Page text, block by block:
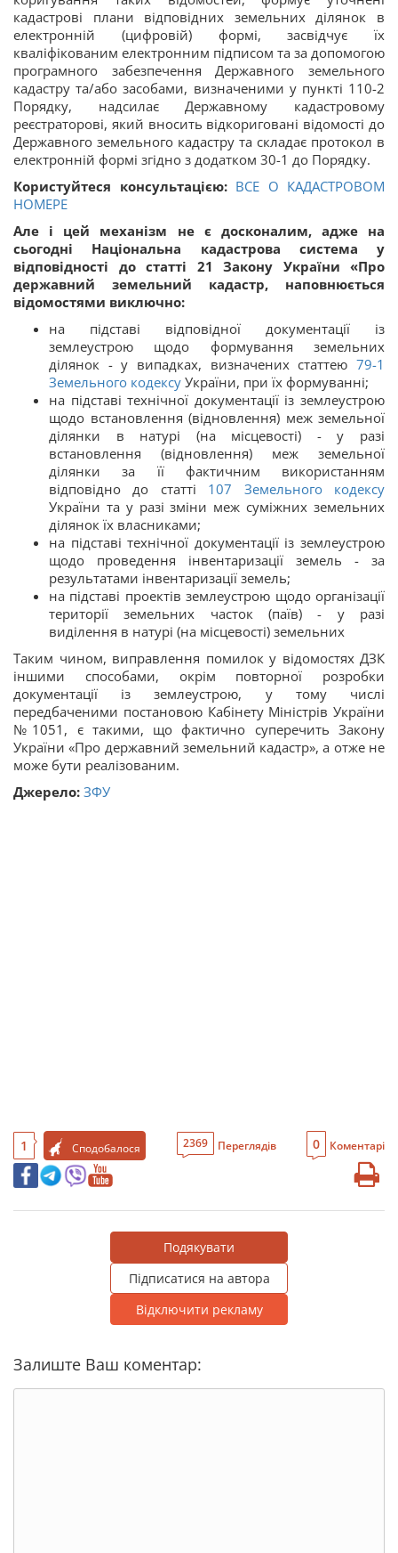
кадастрові плани відповідних земельних ділянок в
електронній (цифровій) формі, засвідчує їх
кваліфікованим електронним підписом та за допомогою
програмного забезпечення Державного земельного
кадастру та/або засобами, визначеними у пункті 110-2
Порядку, надсилає Державному кадастровому
реєстраторові, який вносить відкориговані відомості до
Державного земельного кадастру та складає протокол в
електронній формі згідно з додатком 30-1 до Порядку.
Користуйтеся консультацією: ВСЕ О КАДАСТРОВОМ
НОМЕРЕ
Але і цей механізм не є досконалим, адже на
сьогодні Національна кадастрова система у
відповідності до статті 21 Закону України «Про
державний земельний кадастр, наповнюється
відомостями виключно:
на підставі відповідної документації із
землеустрою щодо формування земельних
ділянок - у випадках, визначених статтею 79-1
Земельного кодексу України, при їх формуванні;
на підставі технічної документації із землеустрою
щодо встановлення (відновлення) меж земельної
ділянки в натурі (на місцевості) - у разі
встановлення (відновлення) меж земельної
ділянки за її фактичним використанням
відповідно до статті 107 Земельного кодексу
України та у разі зміни меж суміжних земельних
ділянок їх власниками;
на підставі технічної документації із землеустрою
щодо проведення інвентаризації земель - за
результатами інвентаризації земель;
на підставі проектів землеустрою щодо організації
території земельних часток (паїв) - у разі
виділення в натурі (на місцевості) земельних
Таким чином, виправлення помилок у відомостях ДЗК
іншими способами, окрім повторної розробки
документації із землеустрою, у тому числі
передбаченими постановою Кабінету Міністрів України
№1051, є такими, що фактично суперечить Закону
України «Про державний земельний кадастр», а отже не
може бути реалізованим.
Джерело: ЗФУ
1 Сподобалося 2369 Переглядів 0 Коментарі
Подякувати
Підписатися на автора
Відключити рекламу
Залиште Ваш коментар: